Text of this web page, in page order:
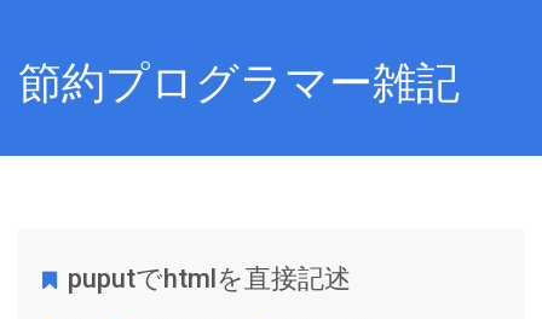
節約プログラマー雑記
puputでhtmlを直接記述